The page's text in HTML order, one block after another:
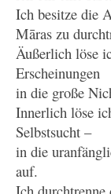
Ich besitze die
Māras zu
Äußerlich löse
Erscheinungen
in die große
Innerlich löse
Selbstsucht –
in die
auf.